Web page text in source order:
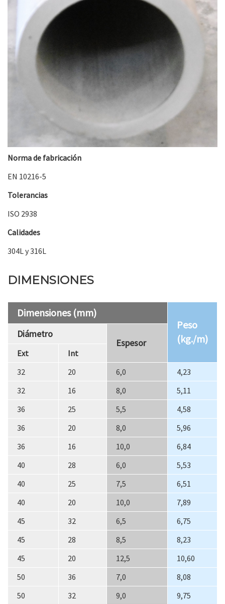
Norma de fabricación
EN 10216-5
Tolerancias
ISO 2938
Calidades
304L y 316L
DIMENSIONES
Dimensiones (mm)
Peso
(kg./m)
Diámetro
Espesor
Ext
Int
32
20 6,0
4,23
32
16 8,0
5,11
36
25 5,5
4,58
36
20 8,0
5,96
36
16 10,0
6,84
40
28 6,0
5,53
40
25 7,5
6,51
40
20 10,0
7,89
45
32 6,5
6,75
45
28 8,5
8,23
45
20 12,5
10,60
50
36 7,0
8,08
50
32 9,0
9,75